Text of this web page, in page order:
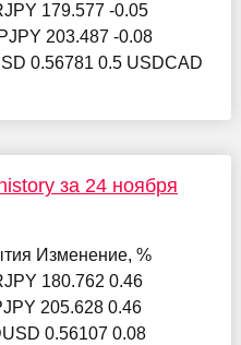
179.577 -0.05
203.487 -0.08
0.56781 0.5 USDCAD
за 24 ноября
Изменение, %
180.762 0.46
205.628 0.46
0.56107 0.08